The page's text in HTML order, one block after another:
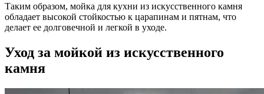
Таким образом, мойка для кухни из искусственного камня
обладает высокой стойкостью к царапинам и пятнам, что
делает ее долговечной и легкой в уходе.
Уход за мойкой из искусственного
камня